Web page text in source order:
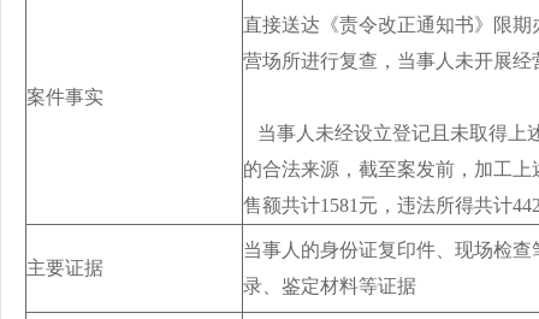
案件事实
直接送达《责令改正通知书》限
营场所进行复查，当事人未开展经
当事人未经设立登记且未取得上
的合法来源，截至案发前，加工
售额共计1581元，违法所得共计
主要证据
当事人的身份证复印件、现场检
录、鉴定材料等证据